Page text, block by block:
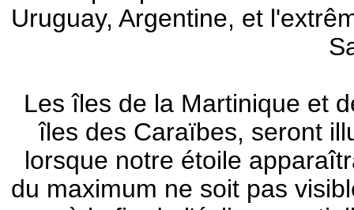
Uruguay, Argentine, et
Les îles de la Martinique et
îles des Caraïbes, seront
lorsque notre étoile
du maximum ne soit pas